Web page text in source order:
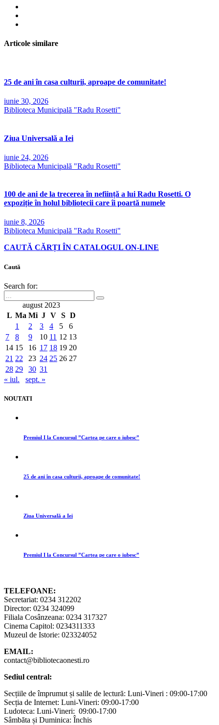
Articole similare
25 de ani în casa culturii, aproape de comunitate!
iunie 30, 2026
Biblioteca Municipală "Radu Rosetti"
Ziua Universală a Iei
iunie 24, 2026
Biblioteca Municipală "Radu Rosetti"
100 de ani de la trecerea în neființă a lui Radu Rosetti. O
expoziție în holul bibliotecii care îi poartă numele
iunie 8, 2026
Biblioteca Municipală "Radu Rosetti"
CAUTĂ CĂRȚI ÎN CATALOGUL ON-LINE
Caută
Search for:
august 2023
L Ma Mi J V S D
1
2 3 4 5
6
7
8 9 10 11 12 13
14 15 16 17 18 19 20
21 22 23 24 25 26 27
28 29 30 31
« iul.
sept. »
NOUTATI
Premiul I la Concursul ”Cartea pe care o iubesc”
25 de ani în casa culturii, aproape de comunitate!
Ziua Universală a Iei
Premiul I la Concursul ”Cartea pe care o iubesc”
TELEFOANE:
Secretariat: 0234 312202
Director: 0234 324099
Filiala Cosânzeana: 0234 317327
Cinema Capitol: 0234311333
Muzeul de Istorie: 023324052
EMAIL:
contact@bibliotecaonesti.ro
Sediul central:
Secțiile de împrumut și salile de lectură: Luni-Vineri : 09:00-17:00
Secția de Internet: Luni-Vineri: 09:00-17:00
Ludoteca: Luni-Vineri: 09:00-17:00
Sâmbăta și Duminica: Închis